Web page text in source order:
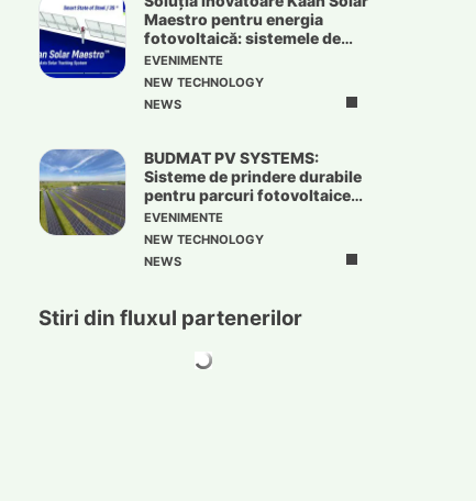
Maestro pentru energia
fotovoltaică: sistemele de
urmărire solară
EVENIMENTE
NEW TECHNOLOGY
NEWS
BUDMAT PV SYSTEMS:
Sisteme de prindere durabile
pentru parcuri fotovoltaice
de mari dimensiuni
EVENIMENTE
NEW TECHNOLOGY
NEWS
Stiri din fluxul partenerilor